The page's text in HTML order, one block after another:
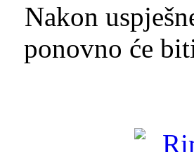
Nakon
ponovno će